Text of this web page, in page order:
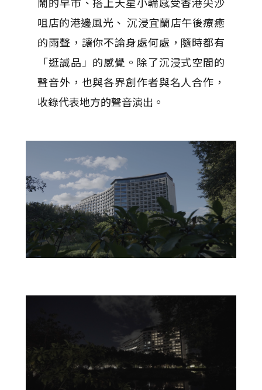
咀店的港邊風光、 沉浸宜蘭店午後療癒
的雨聲，讓你不論身處何處，隨時都有
「逛誠品」的感覺。除了沉浸式空間的
聲音外，也與各界創作者與名人合作，
收錄代表地方的聲音演出。